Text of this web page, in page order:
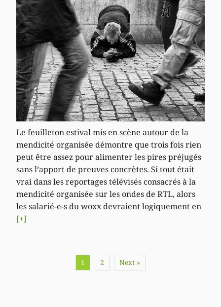
Le feuilleton estival mis en scène autour de la
mendicité organisée démontre que trois fois rien
peut être assez pour alimenter les pires préjugés
sans l’apport de preuves concrètes. Si tout était
vrai dans les reportages télévisés consacrés à la
mendicité organisée sur les ondes de RTL, alors
les salarié-e-s du woxx devraient logiquement en
[+]
1 2 Next »